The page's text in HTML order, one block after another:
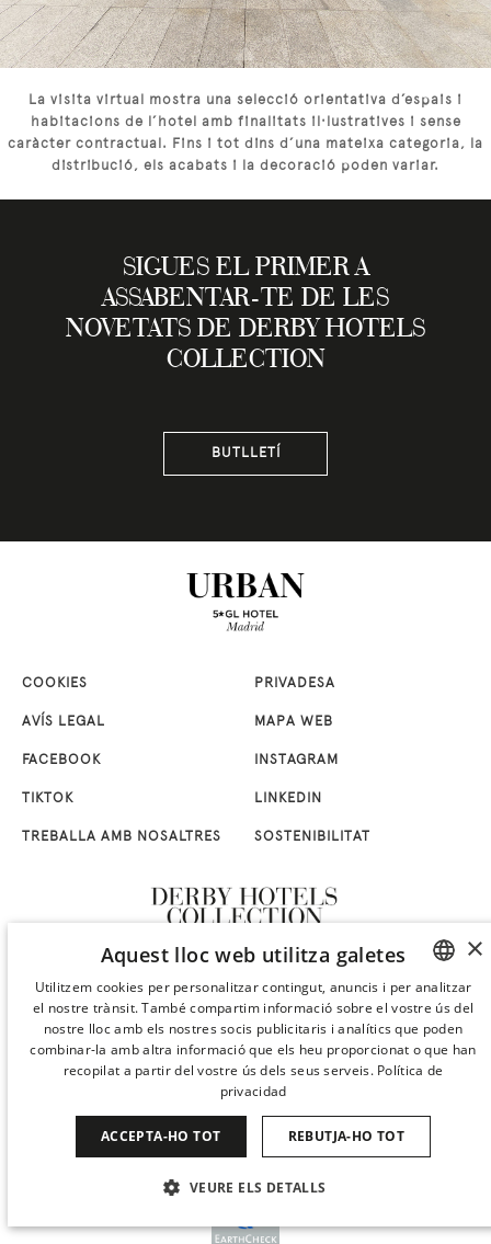
La visita virtual mostra una selecció orientativa d’espais i
habitacions de l’hotel amb finalitats il·lustratives i sense
caràcter contractual. Fins i tot dins d’una mateixa categoria, la
distribució, els acabats i la decoració poden variar.
SIGUES EL PRIMER A
ASSABENTAR-TE DE LES
NOVETATS DE DERBY HOTELS
COLLECTION
BUTLLETÍ
COOKIES PRIVADESA
AVÍS LEGAL MAPA WEB
FACEBOOK INSTAGRAM
TIKTOK LINKEDIN
TREBALLA AMB NOSALTRES SOSTENIBILITAT
SPANISH
ENGLISH
GERMAN
FRENCH
CHINESE (SIMPLIFIED)
×
Aquest lloc web utilitza galetes
Utilitzem cookies per personalitzar contingut, anuncis i per analitzar
el nostre trànsit. També compartim informació sobre el vostre ús del
nostre lloc amb els nostres socis publicitaris i analítics que poden
combinar-la amb altra informació que els heu proporcionat o que han
recopilat a partir del vostre ús dels seus serveis. Política de
privacidad
ACCEPTA-HO TOT REBUTJA-HO TOT
VEURE ELS DETALLS
ESTRICTAMENT NECESSÀRIES RENDIMENT